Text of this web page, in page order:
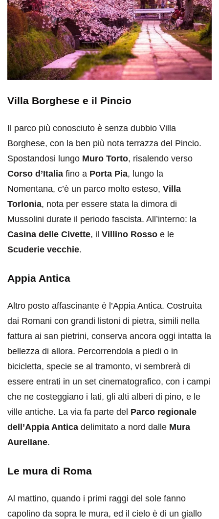
Villa Borghese e il Pincio
Il parco più conosciuto è senza dubbio Villa
Borghese, con la ben più nota terrazza del Pincio.
Spostandosi lungo Muro Torto, risalendo verso
Corso d’Italia fino a Porta Pia, lungo la
Nomentana, c’è un parco molto esteso, Villa
Torlonia, nota per essere stata la dimora di
Mussolini durate il periodo fascista. All’interno: la
Casina delle Civette, il Villino Rosso e le
Scuderie vecchie.
Appia Antica
Altro posto affascinante è l’Appia Antica. Costruita
dai Romani con grandi listoni di pietra, simili nella
fattura ai san pietrini, conserva ancora oggi intatta la
bellezza di allora. Percorrendola a piedi o in
bicicletta, specie se al tramonto, vi sembrerà di
essere entrati in un set cinematografico, con i campi
che ne costeggiano i lati, gli alti alberi di pino, e le
ville antiche. La via fa parte del Parco regionale
dell’Appia Antica delimitato a nord dalle Mura
Aureliane.
Le mura di Roma
Al mattino, quando i primi raggi del sole fanno
capolino da sopra le mura, ed il cielo è di un giallo